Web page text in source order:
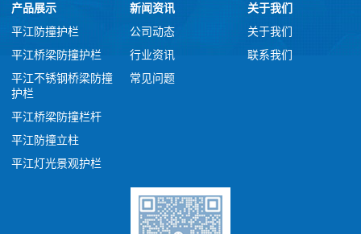
产品展示
平江防撞护栏
平江桥梁防撞护栏
平江不锈钢桥梁防撞
护栏
平江桥梁防撞栏杆
平江防撞立柱
平江灯光景观护栏
新闻资讯
公司动态
行业资讯
常见问题
关于我们
关于我们
联系我们